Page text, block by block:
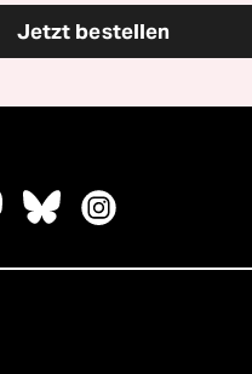
Jetzt bestellen